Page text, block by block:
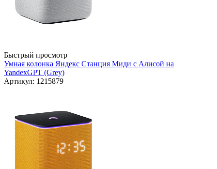
Быстрый просмотр
Умная колонка Яндекс Станция Миди с Алисой на
YandexGPT (Grey)
Артикул: 1215879